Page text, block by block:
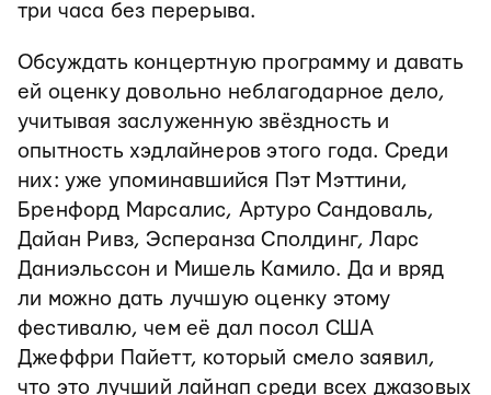
три часа без перерыва.
Обсуждать концертную программу и давать
ей оценку довольно неблагодарное дело,
учитывая заслуженную звёздность и
опытность хэдлайнеров этого года. Среди
них: уже упоминавшийся Пэт Мэттини,
Бренфорд Марсалис, Артуро Сандоваль,
Дайан Ривз, Эсперанза Сполдинг, Ларс
Даниэльссон и Мишель Камило. Да и вряд
ли можно дать лучшую оценку этому
фестивалю, чем её дал посол США
Джеффри Пайетт, который смело заявил,
что это лучший лайнап среди всех джазовых